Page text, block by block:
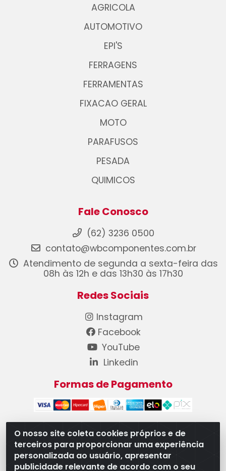
O nosso site coleta cookies próprios e de
terceiros para proporcionar uma experiência
personalizada ao usuário, apresentar
publicidade relevante de acordo com o seu
AGRICOLA
AUTOMOTIVO
EPI'S
FERRAGENS
FERRAMENTAS
FIXACAO GERAL
MOTO
PARAFUSOS
PESADA
QUIMICOS
Fale Conosco
(62) 3236 0500
contato@wbcomponentes.com.br
Atendimento de segunda a sexta-feira das
08h às 12h e das 13h30 às 17h30
Redes Sociais
Instagram
Facebook
YouTube
Linkedin
Formas de Pagamento
WB Componentes Automotivos LTDA - CNPJ
08.528.393/0001-12 - Rua do Níquel, 667 - Parque
Oeste Industrial, Goiânia/GO - CEP 74375-660